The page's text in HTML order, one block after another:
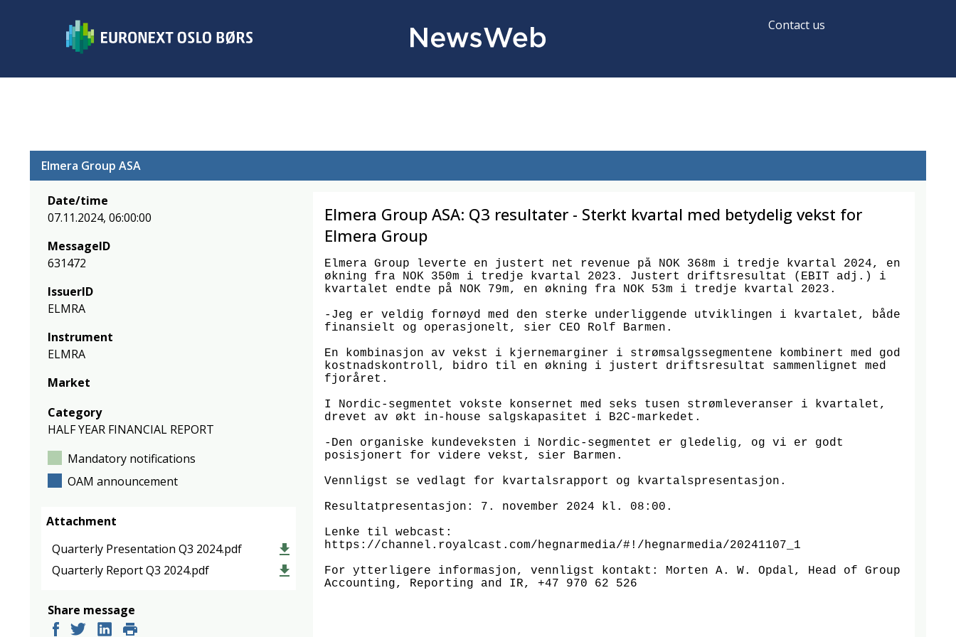
Contact us
Elmera Group ASA
Date/time
07.11.2024, 06:00:00
MessageID
631472
IssuerID
ELMRA
Instrument
ELMRA
Market
Category
HALF YEAR FINANCIAL REPORT
Mandatory notifications
OAM announcement
Attachment
Quarterly Presentation Q3 2024.pdf
Quarterly Report Q3 2024.pdf
Share message
Elmera Group ASA: Q3 resultater - Sterkt kvartal med betydelig vekst for
Elmera Group
Elmera Group leverte en justert net revenue på NOK 368m i tredje kvartal 2024, en
økning fra NOK 350m i tredje kvartal 2023. Justert driftsresultat (EBIT adj.) i
kvartalet endte på NOK 79m, en økning fra NOK 53m i tredje kvartal 2023.
-Jeg er veldig fornøyd med den sterke underliggende utviklingen i kvartalet, både
finansielt og operasjonelt, sier CEO Rolf Barmen.
En kombinasjon av vekst i kjernemarginer i strømsalgssegmentene kombinert med god
kostnadskontroll, bidro til en økning i justert driftsresultat sammenlignet med
fjoråret.
I Nordic-segmentet vokste konsernet med seks tusen strømleveranser i kvartalet,
drevet av økt in-house salgskapasitet i B2C-markedet.
-Den organiske kundeveksten i Nordic-segmentet er gledelig, og vi er godt
posisjonert for videre vekst, sier Barmen.
Vennligst se vedlagt for kvartalsrapport og kvartalspresentasjon.
Resultatpresentasjon: 7. november 2024 kl. 08:00.
Lenke til webcast:
https://channel.royalcast.com/hegnarmedia/#!/hegnarmedia/20241107_1
For ytterligere informasjon, vennligst kontakt: Morten A. W. Opdal, Head of Group